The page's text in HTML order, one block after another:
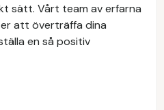
sätt. Vårt team av erfarna
att överträffa dina
en så positiv